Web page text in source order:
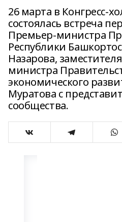
26 марта в Конгресс-
состоялась встреча
Премьер-министра
Республики
Назарова,
министра
экономического
Муратова с
сообщества.